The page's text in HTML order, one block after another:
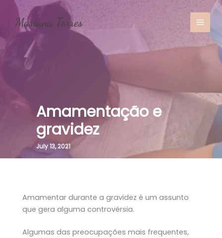
content
Amamentação e
gravidez
July 13, 2021
Amamentar durante a gravidez é um assunto
que gera alguma controvérsia.
Algumas das preocupações mais frequentes,